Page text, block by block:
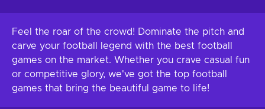
Feel the roar of the crowd! Dominate the pitch and
carve your football legend with the best football
games on the market. Whether you crave casual fun
or competitive glory, we've got the top football
games that bring the beautiful game to life!